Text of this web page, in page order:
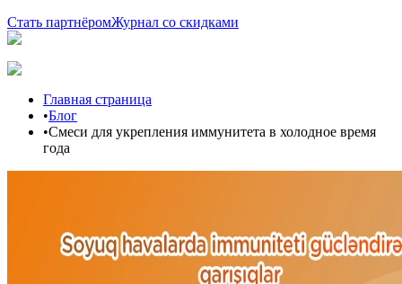
Стать партнёромЖурнал со скидками
Главная страница
•Блог
•Смеси для укрепления иммунитета в холодное время
года